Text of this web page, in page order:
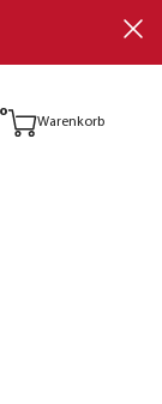
Warenkorb